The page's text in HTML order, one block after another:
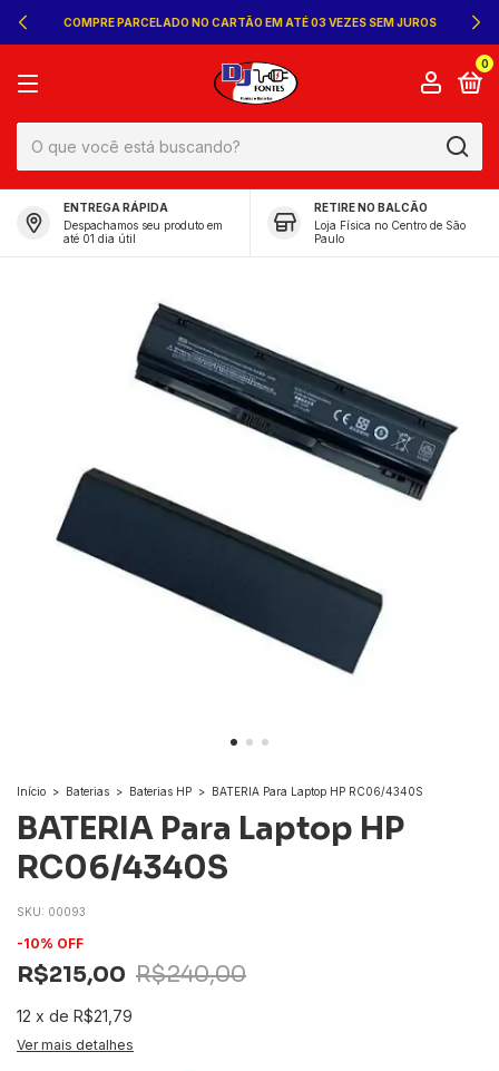
COMPRE PARCELADO NO CARTÃO EM ATÉ 03 VEZES SEM JUROS
0
ENTREGA RÁPIDA
Despachamos seu produto em
até 01 dia útil
RETIRE NO BALCÃO
Loja Física no Centro de São
Paulo
Início > Baterias > Baterias HP > BATERIA Para Laptop HP RC06/4340S
BATERIA Para Laptop HP
RC06/4340S
SKU: 00093
-10% OFF
R$215,00 R$240,00
12 x de R$21,79
Ver mais detalhes